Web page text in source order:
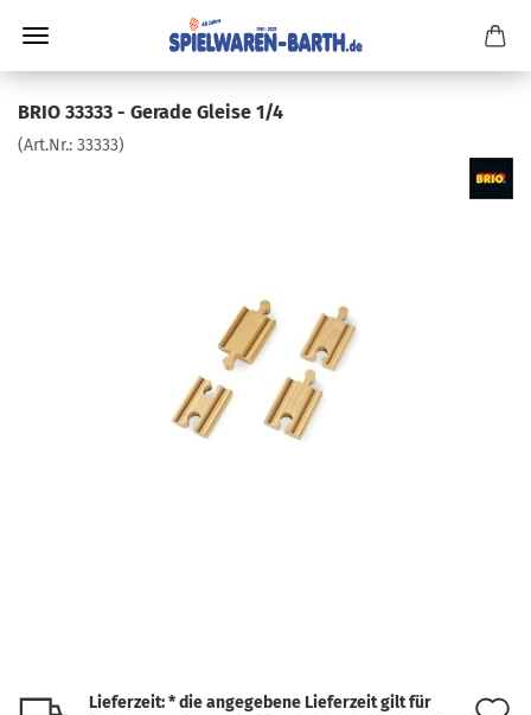
BRIO 33333 - Gerade Gleise 1/4
(Art.Nr.: 33333)
Lieferzeit: * die angegebene Lieferzeit gilt für